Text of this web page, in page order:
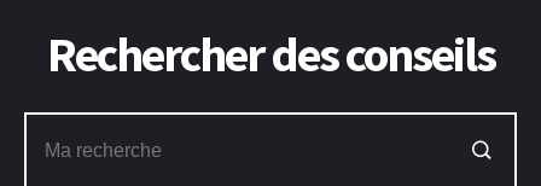
Rechercher des conseils